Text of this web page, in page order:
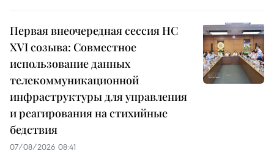
Первая внеочередная сессия НС
XVI созыва: Совместное
использование данных
телекоммуникационной
инфраструктуры для управления
и реагирования на стихийные
бедствия
07/08/2026 08:41